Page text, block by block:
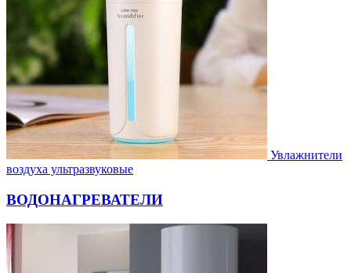
Увлажнители
воздуха ультразвуковые
ВОДОНАГРЕВАТЕЛИ